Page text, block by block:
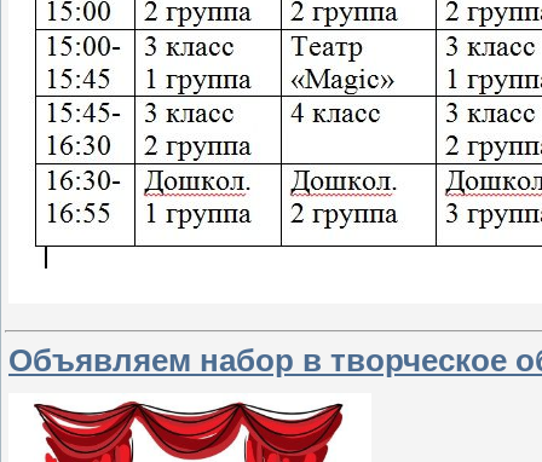
Объявляем набор в творческое